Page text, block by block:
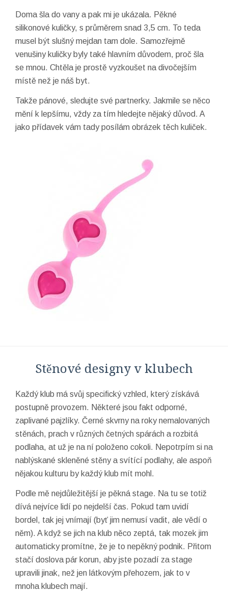
Doma šla do vany a pak mi je ukázala. Pěkné
silikonové kuličky, s průměrem snad 3,5 cm. To teda
musel být slušný mejdan tam dole. Samozřejmě
venušiny kuličky byly také hlavním důvodem, proč šla
se mnou. Chtěla je prostě vyzkoušet na divočejším
místě než je náš byt.
Takže pánové, sledujte své partnerky. Jakmile se něco
mění k lepšímu, vždy za tím hledejte nějaký důvod. A
jako přídavek vám tady posílám obrázek těch kuliček.
Stěnové designy v klubech
Každý klub má svůj specifický vzhled, který získává
postupně provozem. Některé jsou fakt odporné,
zaplivané pajzlíky. Černé skvrny na roky nemalovaných
stěnách, prach v různých četných spárách a rozbitá
podlaha, at už je na ní položeno cokoli. Nepotrpím si na
nablýskané skleněné stěny a svítící podlahy, ale aspoň
nějakou kulturu by každý klub mít mohl.
Podle mě nejdůležitější je pěkná stage. Na tu se totiž
dívá nejvíce lidí po nejdelší čas. Pokud tam uvidí
bordel, tak jej vnímají (byť jim nemusí vadit, ale vědí o
něm). A když se jich na klub něco zeptá, tak mozek jim
automaticky promítne, že je to nepěkný podnik. Přitom
stačí doslova pár korun, aby jste pozadí za stage
upravili jinak, než jen látkovým přehozem, jak to v
mnoha klubech mají.